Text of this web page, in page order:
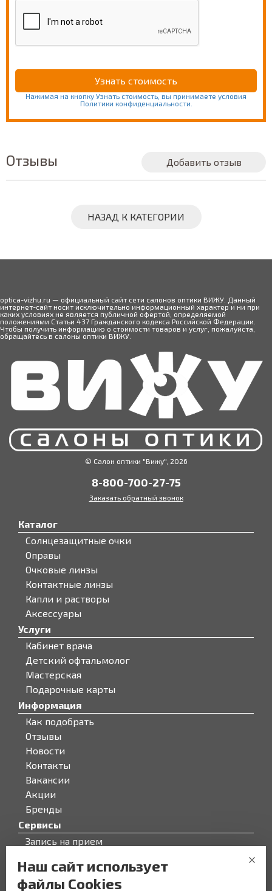
Нажимая на кнопку Узнать стоимость, вы принимаете условия
Политики конфиденциальности.
Отзывы Добавить отзыв
НАЗАД К КАТЕГОРИИ
optica-vizhu.ru — официальный сайт сети салонов оптики ВИЖУ. Данный
интернет-сайт носит исключительно информационный характер и ни при
каких условиях не является публичной офертой, определяемой
положениями Статьи 437 Гражданского кодекса Российской Федерации.
Чтобы получить информацию о стоимости товаров и услуг, пожалуйста,
обращайтесь в салоны оптики ВИЖУ.
© Салон оптики "Вижу", 2026
8-800-700-27-75
Заказать обратный звонок
Каталог
Солнцезащитные очки
Оправы
Очковые линзы
Контактные линзы
Капли и растворы
Аксессуары
Услуги
Кабинет врача
Детский офтальмолог
Мастерская
Подарочные карты
Информация
Как подобрать
Отзывы
Новости
Контакты
Вакансии
Акции
Бренды
Сервисы
Запись на прием
О компании
О компании
Наш сайт использует
файлы Cookies